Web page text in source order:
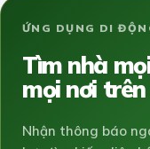
ỨNG DỤNG DI
Tìm nhà
mọi nơi
Nhận thông báo